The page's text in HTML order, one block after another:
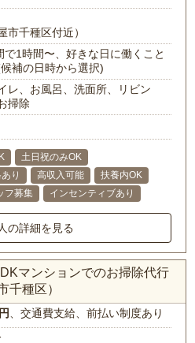
市千種区付近）
で1時間〜、好きな日に働くこと
補の日時から選択)
レ、お風呂、洗面所、リビン
掃除
土日祝のみOK
り 高収入可能
扶養内OK
フ募集 インセンティブあり
の詳細を見る
マンションでのお掃除代行
千種区）
、交通費支給、前払い制度あり